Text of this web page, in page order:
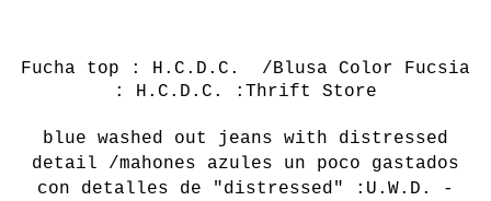
Fucha top : H.C.D.C.
/Blusa Color Fucsia
: H.C.D.C. :Thrift Store
blue washed out jeans with distressed
detail /mahones azules un poco gastados
con detalles de "distressed" :U.W.D. -